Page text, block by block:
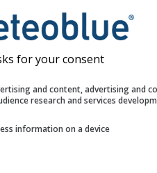
for your consent
and content, advertising and
research and services
information on a device